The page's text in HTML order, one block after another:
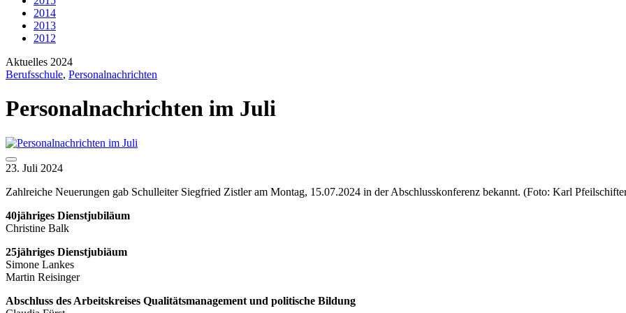
2014
2013
2012
Aktuelles 2024
Berufsschule, Personalnachrichten
Personalnachrichten im Juli
23. Juli 2024
Zahlreiche Neuerungen gab Schulleiter Siegfried Zistler am Montag, 15.07.2024 in der Abschlusskonferenz bekannt. (Foto: Karl
40jähriges Dienstjubiläum
Christine Balk
25jähriges Dienstjubiäum
Simone Lankes
Martin Reisinger
Abschluss des Arbeitskreises Qualitätsmanagement und politische Bildung